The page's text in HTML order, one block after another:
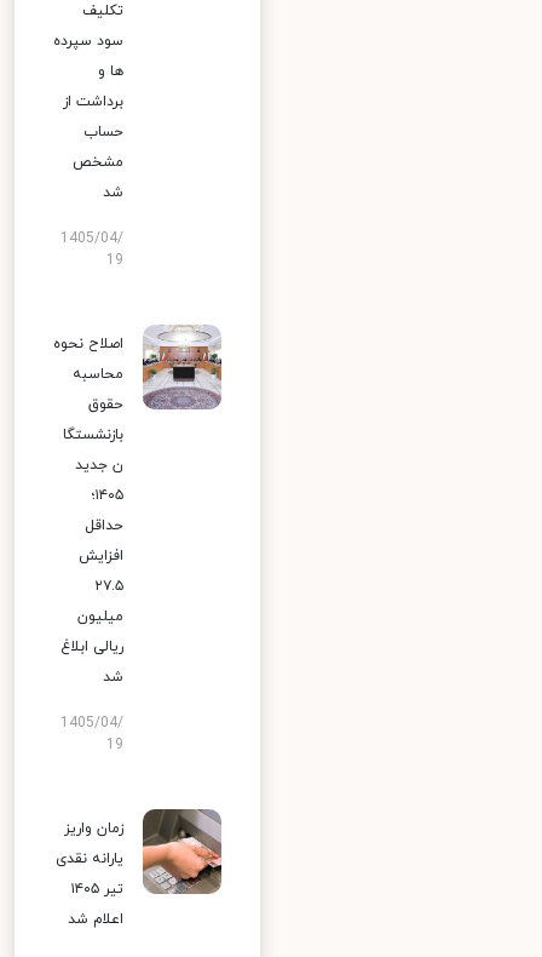
تکلیف
سود سپرده
ها و
برداشت از
حساب
مشخص
شد
1405/04/
19
اصلاح نحوه
محاسبه
حقوق
بازنشستگا
ن جدید
۱۴۰۵؛
حداقل
افزایش
۲۷.۵
میلیون
ریالی ابلاغ
شد
1405/04/
19
زمان واریز
یارانه نقدی
تیر ۱۴۰۵
اعلام شد